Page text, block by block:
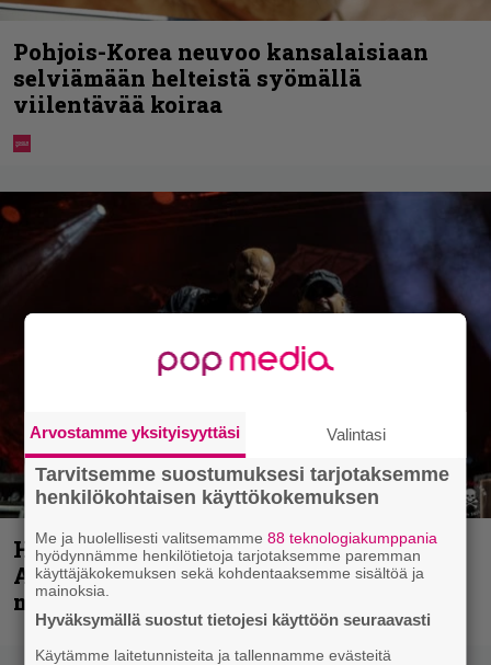
Pohjois-Korea neuvoo kansalaisiaan
selviämään helteistä syömällä
viilentävää koiraa
Hellsinki Metal Festival kuvina, osa 1 –
Accept, Carcass, Black Label Society ja
muita avauspäivän esiintyjiä
Arvostamme yksityisyyttäsi Valintasi
Tarvitsemme suostumuksesi tarjotaksemme
henkilökohtaisen käyttökokemuksen
Me ja huolellisesti valitsemamme88 teknologiakumppania
hyödynnämme henkilötietoja tarjotaksemme paremman
käyttäjäkokemuksen sekä kohdentaaksemme sisältöä ja
mainoksia.
Hyväksymällä suostut tietojesi käyttöön seuraavasti
Käytämme laitetunnisteita ja tallennamme evästeitä